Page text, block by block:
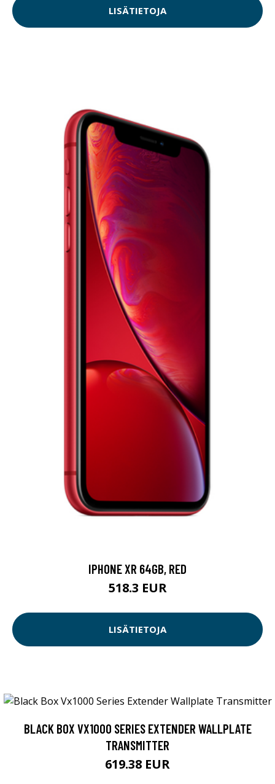
LISÄTIETOJA
IPHONE XR 64GB, RED
518.3 EUR
LISÄTIETOJA
BLACK BOX VX1000 SERIES EXTENDER WALLPLATE
TRANSMITTER
619.38 EUR